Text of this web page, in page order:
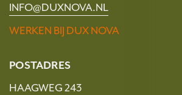
INFO@DUXNOVA.NL
WERKEN BIJ DUX NOVA
POSTADRES
HAAGWEG 243